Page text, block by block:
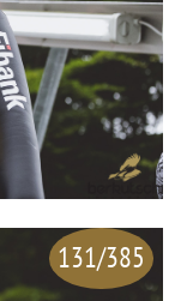
131/385